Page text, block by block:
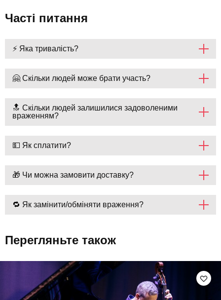
Часті питання
⚡ Яка тривалість?
🤗 Скільки людей може брати участь?
🔝 Скільки людей залишилися задоволеними
враженням?
💵 Як сплатити?
🎁 Чи можна замовити доставку?
🔁 Як замінити/обміняти враження?
Перегляньте також